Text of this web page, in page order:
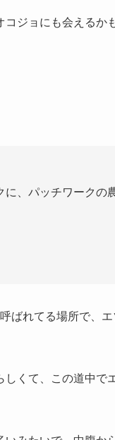
ジョにも会えるか
、パッチワークの
ばれてる場所で、
くて、この道中で